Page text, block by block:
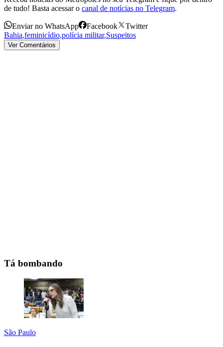
de tudo! Basta acessar o canal de notícias no Telegram.
Enviar no WhatsApp Facebook
Twitter
Bahia,feminicídio,polícia militar,Suspeitos
Ver Comentários
Tá bombando
São Paulo